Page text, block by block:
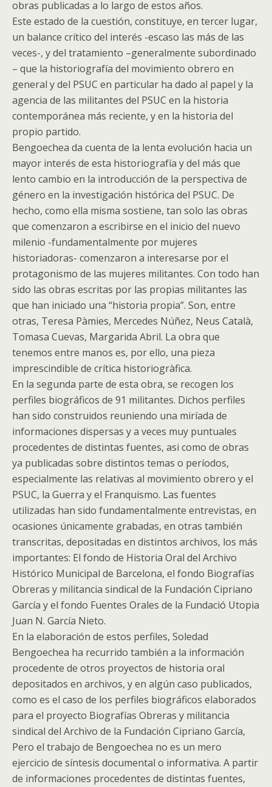
obras publicadas a lo largo de estos años.
Este estado de la cuestión, constituye, en tercer lugar,
un balance crítico del interés -escaso las más de las
veces-, y del tratamiento –generalmente subordinado
– que la historiografía del movimiento obrero en
general y del PSUC en particular ha dado al papel y la
agencia de las militantes del PSUC en la historia
contemporánea más reciente, y en la historia del
propio partido.
Bengoechea da cuenta de la lenta evolución hacia un
mayor interés de esta historiografía y del más que
lento cambio en la introducción de la perspectiva de
género en la investigación histórica del PSUC. De
hecho, como ella misma sostiene, tan solo las obras
que comenzaron a escribirse en el inicio del nuevo
milenio -fundamentalmente por mujeres
historiadoras- comenzaron a interesarse por el
protagonismo de las mujeres militantes. Con todo han
sido las obras escritas por las propias militantes las
que han iniciado una “historia propia”. Son, entre
otras, Teresa Pàmies, Mercedes Núñez, Neus Català,
Tomasa Cuevas, Margarida Abril. La obra que
tenemos entre manos es, por ello, una pieza
imprescindible de crítica historiogràfica.
En la segunda parte de esta obra, se recogen los
perfiles biográficos de 91 militantes. Dichos perfiles
han sido construidos reuniendo una miríada de
informaciones dispersas y a veces muy puntuales
procedentes de distintas fuentes, asi como de obras
ya publicadas sobre distintos temas o períodos,
especialmente las relativas al movimiento obrero y el
PSUC, la Guerra y el Franquismo. Las fuentes
utilizadas han sido fundamentalmente entrevistas, en
ocasiones únicamente grabadas, en otras también
transcritas, depositadas en distintos archivos, los más
importantes: El fondo de Historia Oral del Archivo
Histórico Municipal de Barcelona, el fondo Biografías
Obreras y militancia sindical de la Fundación Cipriano
García y el fondo Fuentes Orales de la Fundació Utopia
Juan N. García Nieto.
En la elaboración de estos perfiles, Soledad
Bengoechea ha recurrido también a la información
procedente de otros proyectos de historia oral
depositados en archivos, y en algún caso publicados,
como es el caso de los perfiles biográficos elaborados
para el proyecto Biografías Obreras y militancia
sindical del Archivo de la Fundación Cipriano García,
Pero el trabajo de Bengoechea no es un mero
ejercicio de síntesis documental o informativa. A partir
de informaciones procedentes de distintas fuentes,